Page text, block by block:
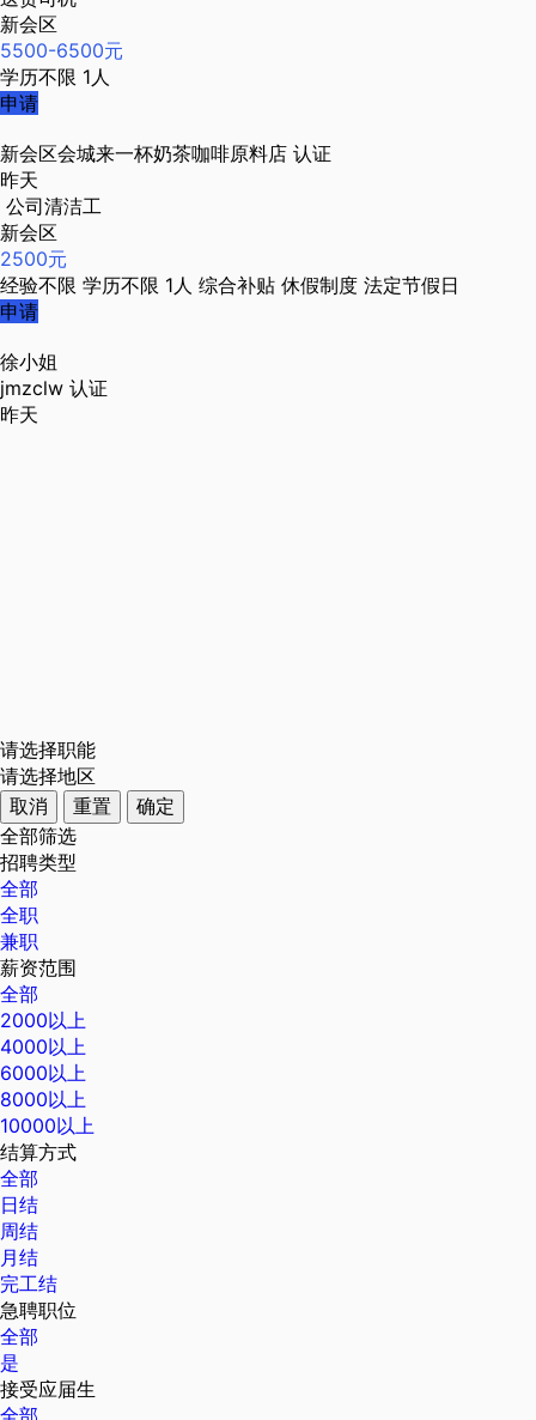
新会区
5500-6500元
学历不限 1人
申请
新会区会城来一杯奶茶咖啡原料店 认证
昨天
公司清洁工
新会区
2500元
经验不限 学历不限 1人 综合补贴 休假制度 法定节假日
申请
徐小姐
jmzclw 认证
昨天
请选择职能
请选择地区
取消
重置
确定
全部筛选
招聘类型
全部
全职
兼职
薪资范围
全部
2000以上
4000以上
6000以上
8000以上
10000以上
结算方式
全部
日结
周结
月结
完工结
急聘职位
全部
是
接受应届生